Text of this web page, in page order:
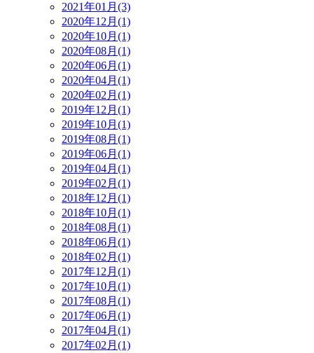
2021年01月(3)
2020年12月(1)
2020年10月(1)
2020年08月(1)
2020年06月(1)
2020年04月(1)
2020年02月(1)
2019年12月(1)
2019年10月(1)
2019年08月(1)
2019年06月(1)
2019年04月(1)
2019年02月(1)
2018年12月(1)
2018年10月(1)
2018年08月(1)
2018年06月(1)
2018年02月(1)
2017年12月(1)
2017年10月(1)
2017年08月(1)
2017年06月(1)
2017年04月(1)
2017年02月(1)